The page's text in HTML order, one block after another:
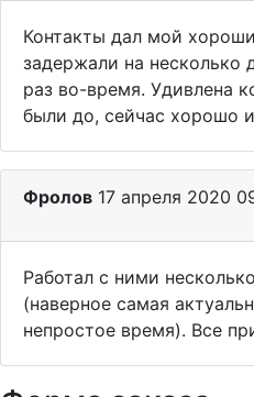
Контакты дал мой
задержали на несколько
раз во-время. Удивлена
были до, сейчас хорошо
Фролов 17 апреля 2020
Работал с ними
(наверное самая
непростое время). Все